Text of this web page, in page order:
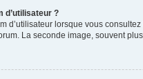
d’utilisateur ?
d’utilisateur lorsque vous
La seconde image, souvent